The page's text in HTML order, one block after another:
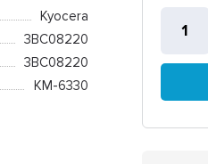
Kyocera
3BC08220
3BC08220
KM-6330